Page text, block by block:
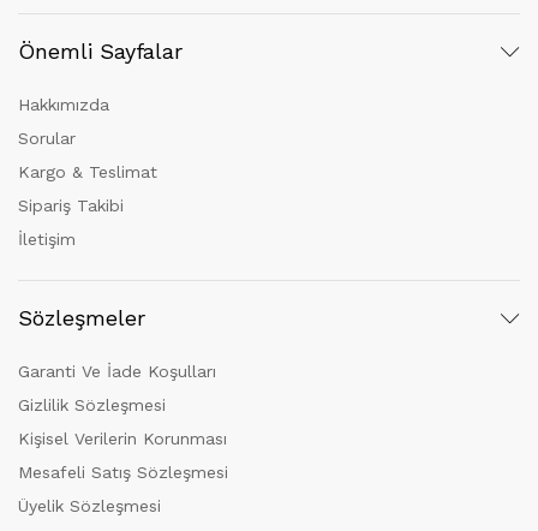
Önemli Sayfalar
Hakkımızda
Sorular
Kargo & Teslimat
Sipariş Takibi
İletişim
Sözleşmeler
Garanti Ve İade Koşulları
Gizlilik Sözleşmesi
Kişisel Verilerin Korunması
Mesafeli Satış Sözleşmesi
Üyelik Sözleşmesi